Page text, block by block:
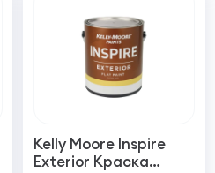
Kelly Moore Inspire
Exterior Краска